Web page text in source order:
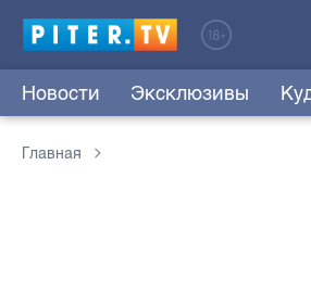
Новости Эксклюзивы
Главная